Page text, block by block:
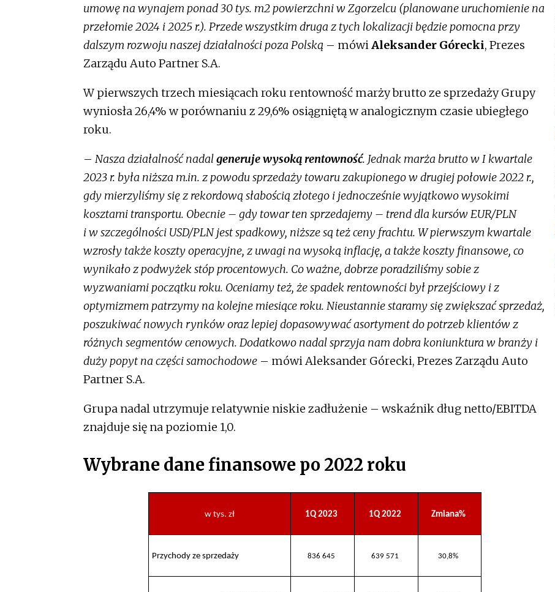
umowę na wynajem ponad 30 tys. m2 powierzchni w Zgorzelcu (planowane uruchomienie na
przełomie 2024 i 2025 r.). Przede wszystkim druga z tych lokalizacji będzie pomocna przy
dalszym rozwoju naszej działalności poza Polską – mówiAleksander Górecki, Prezes
Zarządu Auto Partner S.A.
W pierwszych trzech miesiącach roku rentowność marży brutto ze sprzedaży Grupy
wyniosła 26,4% w porównaniu z 29,6% osiągniętą w analogicznym czasie ubiegłego
roku.
– Nasza działalność nadalgeneruje wysoką rentowność. Jednak marża brutto w I kwartale
2023 r. była niższa m.in. z powodu sprzedaży towaru zakupionego w drugiej połowie 2022 r.,
gdy mierzyliśmy się z rekordową słabością złotego i jednocześnie wyjątkowo wysokimi
kosztami transportu. Obecnie – gdy towar ten sprzedajemy – trend dla kursów EUR/PLN
i w szczególności USD/PLN jest spadkowy, niższe są też ceny frachtu. W pierwszym kwartale
wzrosły także koszty operacyjne, z uwagi na wysoką inflację, a także koszty finansowe, co
wynikało z podwyżek stóp procentowych. Co ważne, dobrze poradziliśmy sobie z
wyzwaniami początku roku. Oceniamy też, że spadek rentowności był przejściowy i z
optymizmem patrzymy na kolejne miesiące roku. Nieustannie staramy się zwiększać sprzedaż,
poszukiwać nowych rynków oraz lepiej dopasowywać asortyment do potrzeb klientów z
różnych segmentów cenowych. Dodatkowo nadal sprzyja nam dobra koniunktura w branży i
duży popyt na części samochodowe – mówi Aleksander Górecki, Prezes Zarządu Auto
Partner S.A.
Grupa nadal utrzymuje relatywnie niskie zadłużenie – wskaźnik dług netto/EBITDA
znajduje się na poziomie 1,0.
Wybrane dane finansowe po 2022 roku
w tys. zł 1Q 2023 1Q 2022 Zmiana%
Przychody ze sprzedaży 836 645 639 571 30,8%